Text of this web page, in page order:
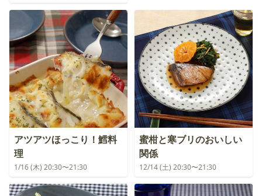
アツアツほっこり！鱈料
理
1/16 (木) 20:30〜21:30
蜜柑と寒ブリのおいしい
関係
12/14 (土) 20:30〜21:30